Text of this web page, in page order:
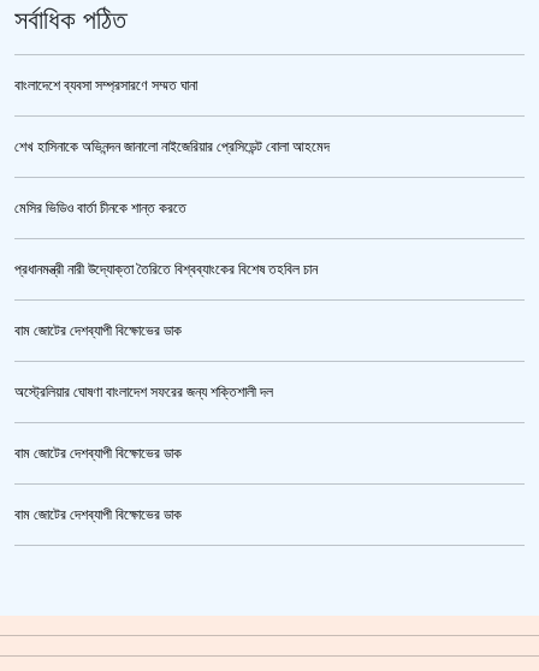
তনু হত্যা মামলায় ফের গ্রেপ্তার সাবেক সেনাসদস্য হাফিজুর রহমান
সর্বাধিক পঠিত
বাংলাদেশে ব্যবসা সম্প্রসারণে সম্মত ঘানা
শেখ হাসিনাকে অভিনন্দন জানালো নাইজেরিয়ার প্রেসিডেন্ট বোলা আহমেদ
মেসির ভিডিও বার্তা চীনকে শান্ত করতে
প্রধানমন্ত্রী নারী উদ্যোক্তা তৈরিতে বিশ্বব্যাংকের বিশেষ তহবিল চান
বাম জোটের দেশব্যাপী বিক্ষোভের ডাক
অস্ট্রেলিয়ার ঘোষণা বাংলাদেশ সফরের জন্য শক্তিশালী দল
বাম জোটের দেশব্যাপী বিক্ষোভের ডাক
বাম জোটের দেশব্যাপী বিক্ষোভের ডাক
গাজীপুর মহাসড়ক অবরোধ,সিটি করপোরেশনের গাড়ি চাপায় শ্রমিক নিহত